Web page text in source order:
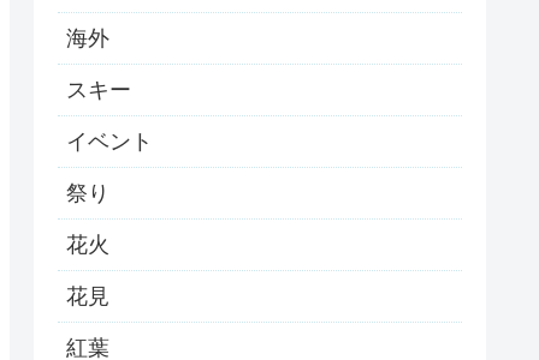
海外
スキー
イベント
祭り
花火
花見
紅葉